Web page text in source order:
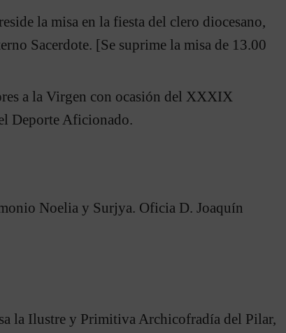
la misa en la fiesta del clero diocesano,
Sacerdote. [Se suprime la misa de 13.00
a la Virgen con ocasión del XXXIX
Deporte Aficionado.
Noelia y Surjya. Oficia D. Joaquín
la Ilustre y Primitiva Archicofradía del Pilar,